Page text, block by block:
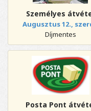
Személyes
Augusztus 12.,
Díjmentes
Posta Pont